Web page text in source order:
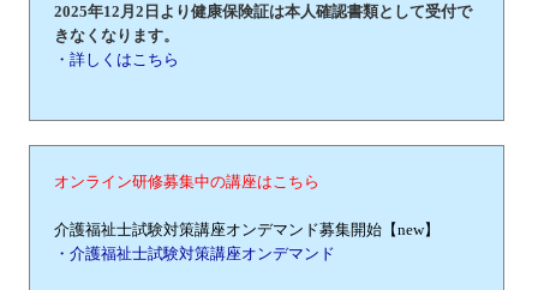
2025年12月2日より健康保険証は本人確認書類として受付で
きなくなります。
・詳しくはこちら
オンライン研修募集中の講座はこちら
介護福祉士試験対策講座オンデマンド募集開始【new】
・介護福祉士試験対策講座オンデマンド